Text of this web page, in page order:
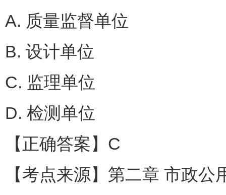
A. 质量监督单位
B. 设计单位
C. 监理单位
D. 检测单位
【正确答案】C
【考点来源】第二章 市政